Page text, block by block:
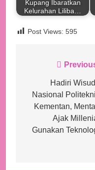
Kupang Ibaratkan
Kelurahan Liliba…
Post Views: 595
Navigasi
Hadiri
Nasional
Kementan,
Ajak
Gunakan